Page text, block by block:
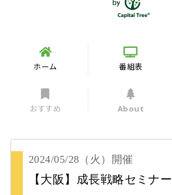
ホーム 番組表
おすすめ About
2024/05/28 （火） 開催
【大阪】成長戦略セミナー